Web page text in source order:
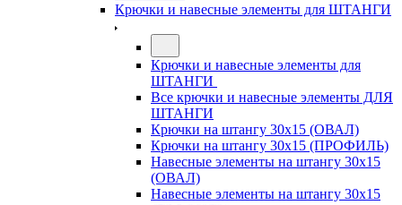
Крючки и навесные элементы для ШТАНГИ
Крючки и навесные элементы для
ШТАНГИ
Все крючки и навесные элементы ДЛЯ
ШТАНГИ
Крючки на штангу 30х15 (ОВАЛ)
Крючки на штангу 30х15 (ПРОФИЛЬ)
Навесные элементы на штангу 30х15
(ОВАЛ)
Навесные элементы на штангу 30х15